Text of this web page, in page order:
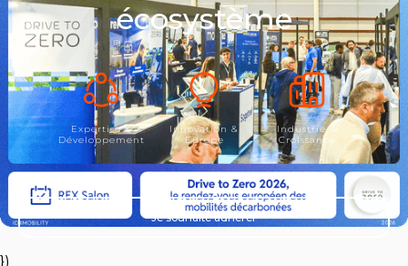
écosystème
Expertise &
Développement
Innovation &
Europe
Industrie &
Croissance
Je souhaite adhérer
})